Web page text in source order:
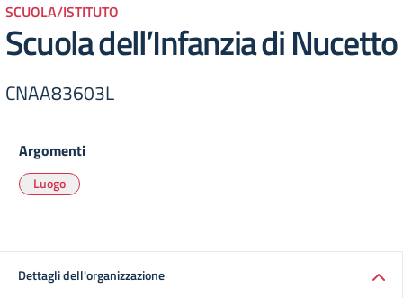
SCUOLA/ISTITUTO
Scuola dell’Infanzia di Nucetto
CNAA83603L
Argomenti
Luogo
Dettagli dell'organizzazione